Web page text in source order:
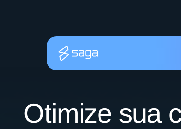
Otimize sua